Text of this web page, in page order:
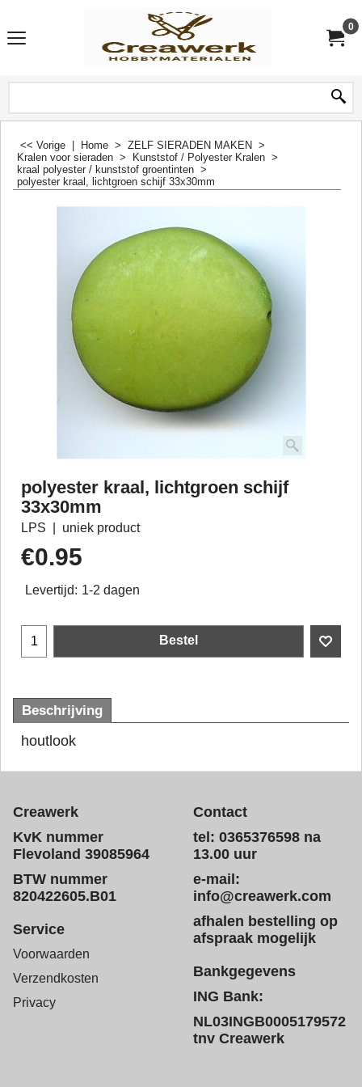
0
<< Vorige Home > ZELF SIERADEN MAKEN >
Kralen voor sieraden > Kunststof / Polyester Kralen >
kraal polyester / kunststof groentinten >
polyester kraal, lichtgroen schijf 33x30mm
polyester kraal, lichtgroen schijf
33x30mm
LPS uniek product
€0.95
Levertijd: 1-2 dagen
Bestel
Beschrijving
houtlook
Creawerk
KvK nummer
Flevoland 39085964
BTW nummer
820422605.B01
Contact
tel: 0365376598 na
13.00 uur
e-mail:
info@creawerk.com
afhalen bestelling op
afspraak mogelijk
Service
Voorwaarden
Verzendkosten
Privacy
Bankgegevens
ING Bank:
NL03INGB0005179572
tnv Creawerk